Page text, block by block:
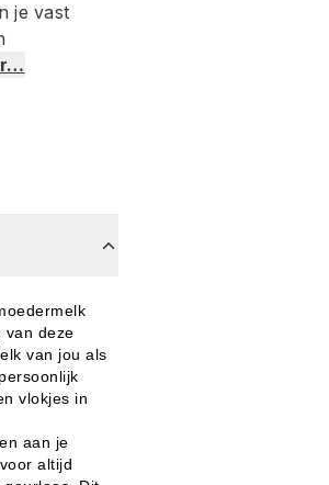
je vast
van deze
van jou als
vlokjes in
aan je
altijd